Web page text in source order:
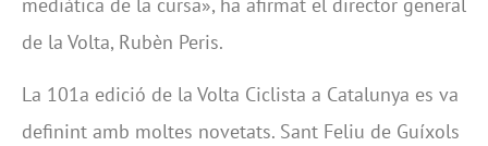
de la Volta, Rubèn Peris.
La 101a edició de la Volta Ciclista a Catalunya es va
definint amb moltes novetats. Sant Feliu de Guíxols